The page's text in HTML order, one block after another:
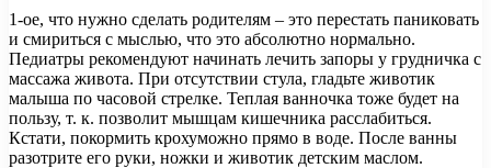
1-ое, что нужно сделать родителям – это перестать паниковать
и смириться с мыслью, что это абсолютно нормально.
Педиатры рекомендуют начинать лечить запоры у грудничка с
массажа живота. При отсутствии стула, гладьте животик
малыша по часовой стрелке. Теплая ванночка тоже будет на
пользу, т. к. позволит мышцам кишечника расслабиться.
Кстати, покормить крохуможно прямо в воде. После ванны
разотрите его руки, ножки и животик детским маслом.